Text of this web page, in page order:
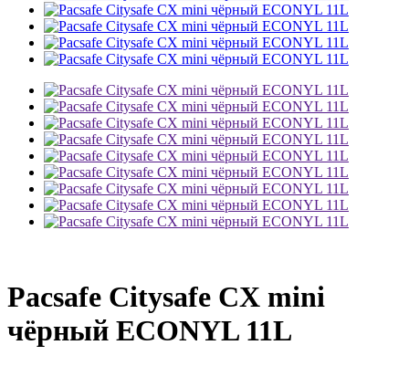
Pacsafe Citysafe CX mini
чёрный ECONYL 11L